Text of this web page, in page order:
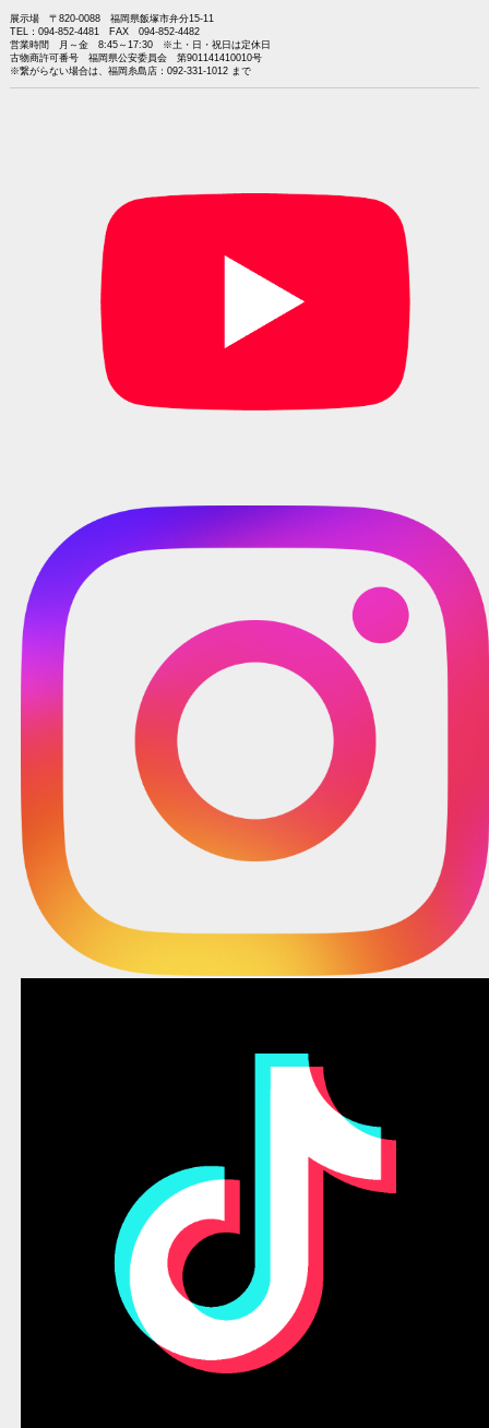
展示場 〒820-0088 福岡県飯塚市弁分15-11
TEL：094-852-4481 FAX 094-852-4482
営業時間 月～金 8:45～17:30 ※土・日・祝日は定休日
古物商許可番号 福岡県公安委員会 第901141410010号
※繋がらない場合は、福岡糸島店：092-331-1012 まで